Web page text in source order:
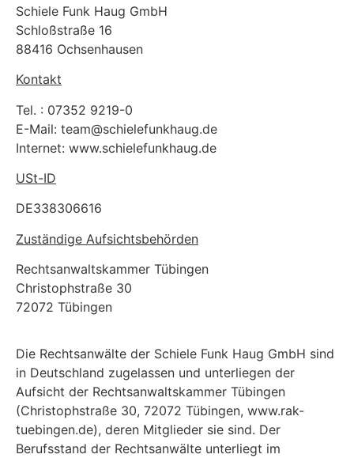
Schiele Funk Haug GmbH
Schloßstraße 16
88416 Ochsenhausen
Kontakt
Tel. : 07352 9219-0
E-Mail: team@schielefunkhaug.de
Internet: www.schielefunkhaug.de
USt-ID
DE338306616
Zuständige Aufsichtsbehörden
Rechtsanwaltskammer Tübingen
Christophstraße 30
72072 Tübingen
Die Rechtsanwälte der Schiele Funk Haug GmbH sind
in Deutschland zugelassen und unterliegen der
Aufsicht der Rechtsanwaltskammer Tübingen
(Christophstraße 30, 72072 Tübingen, www.rak-
tuebingen.de), deren Mitglieder sie sind. Der
Berufsstand der Rechtsanwälte unterliegt im